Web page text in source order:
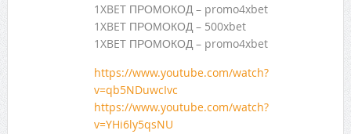
1XBET ПРОМОКОД – promo4xbet
1XBET ПРОМОКОД – 500xbet
1XBET ПРОМОКОД – promo4xbet
https://www.youtube.com/watch?
v=qb5NDuwcIvc
https://www.youtube.com/watch?
v=YHi6ly5qsNU